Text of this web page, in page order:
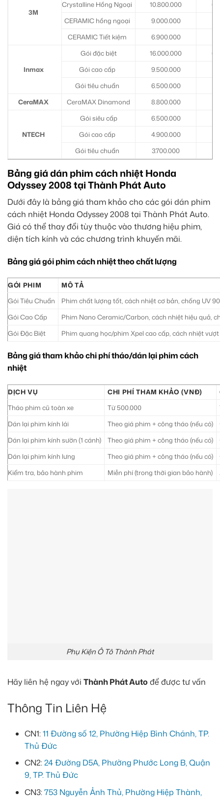
3M
Crystalline Hồng Ngoại 10.800.000
CERAMIC hồng ngoại
9.000.000
CERAMIC Tiết kiệm
6.900.000
Inmax
Gói đặc biệt 16.000.000
Gói cao cấp
9.500.000
Gói tiêu chuẩn
6.500.000
CeraMAX
CeraMAX Dinamond 8.800.000
NTECH
Gói siêu cấp 6.500.000
Gói cao cấp
4.900.000
Gói tiêu chuẩn
3.700.000
Bảng giá dán phim cách nhiệt Honda
Odyssey 2008 tại Thành Phát Auto
Dưới đây là bảng giá tham khảo cho các gói dán phim
cách nhiệt Honda Odyssey 2008 tại Thành Phát Auto.
Giá có thể thay đổi tùy thuộc vào thương hiệu phim,
diện tích kính và các chương trình khuyến mãi.
Bảng giá gói phim cách nhiệt theo chất lượng
GÓI PHIM
MÔ TẢ
Gói Tiêu Chuẩn
Phim chất lượng tốt, cách nhiệt cơ bản, chống UV
Gói Cao Cấp
Phim Nano Ceramic/Carbon, cách nhiệt hiệu quả,
Gói Đặc Biệt
Phim quang học/phim Xpel cao cấp, cách nhiệt
Bảng giá tham khảo chi phí tháo/dán lại phim cách
nhiệt
DỊCH VỤ CHI PHÍ THAM KHẢO (VNĐ)
Tháo phim cũ toàn xe
Từ 500.000
Dán lại phim kính lái
Theo giá phim + công tháo (nếu có)
Dán lại phim kính sườn (1 cánh)
Theo giá phim + công tháo (nếu có)
Dán lại phim kính lưng
Theo giá phim + công tháo (nếu có)
Kiểm tra, bảo hành phim
Miễn phí (trong thời gian bảo hành)
Phụ Kiện Ô Tô Thành Phát
Hãy liên hệ ngay với Thành Phát Auto để được tư vấn
Thông Tin Liên Hệ
CN1:11 Đường số 12, Phường Hiệp Bình Chánh, TP.
Thủ Đức
CN2:24 Đường D5A, Phường Phước Long B, Quận
9, TP. Thủ Đức
CN3:753 Nguyễn Ảnh Thủ, Phường Hiệp Thành,